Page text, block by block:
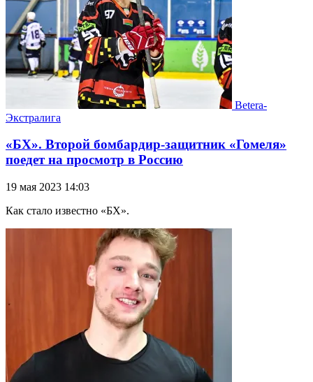
Betera-
Экстралига
«БХ». Второй бомбардир-защитник «Гомеля»
поедет на просмотр в Россию
19 мая 2023 14:03
Как стало известно «БХ».